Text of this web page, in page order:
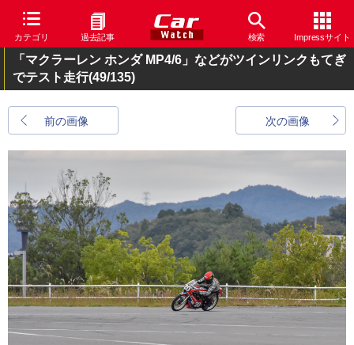
カテゴリ 過去記事 検索 Impressサイト
「マクラーレン ホンダ MP4/6」などがツインリンクもてぎ
でテスト走行(49/135)
前の画像 次の画像